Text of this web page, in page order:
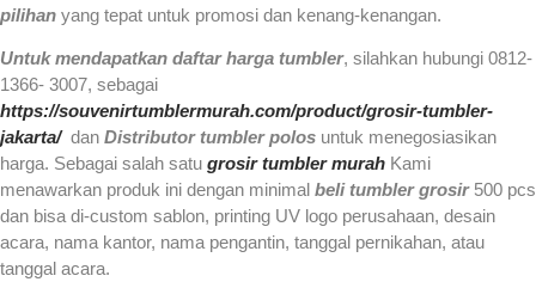
pilihan yang tepat untuk promosi dan kenang-kenangan.
Untuk mendapatkan daftar harga tumbler, silahkan hubungi 0812-
1366- 3007, sebagai
https://souvenirtumblermurah.com/product/grosir-tumbler-
jakarta/dan Distributor tumbler polos untuk menegosiasikan
harga. Sebagai salah satu grosir tumbler murah Kami
menawarkan produk ini dengan minimal beli tumbler grosir500 pcs
dan bisa di-custom sablon, printing UV logo perusahaan, desain
acara, nama kantor, nama pengantin, tanggal pernikahan, atau
tanggal acara.